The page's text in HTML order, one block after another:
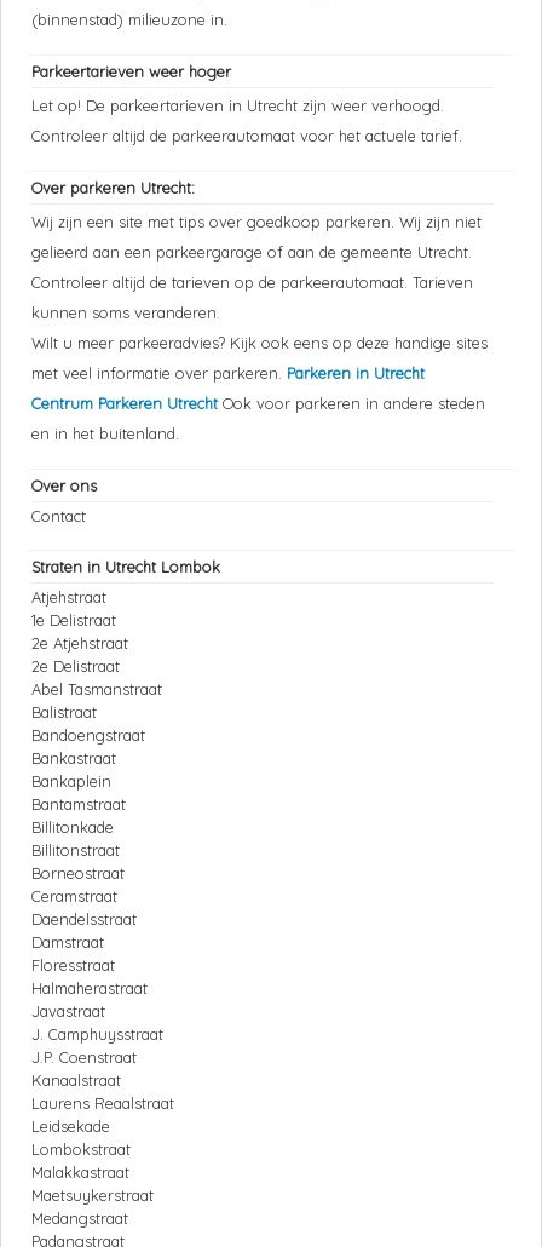
(binnenstad) milieuzone in.
Parkeertarieven weer hoger
Let op! De parkeertarieven in Utrecht zijn weer verhoogd.
Controleer altijd de parkeerautomaat voor het actuele tarief.
Over parkeren Utrecht:
Wij zijn een site met tips over goedkoop parkeren. Wij zijn niet
gelieerd aan een parkeergarage of aan de gemeente Utrecht.
Controleer altijd de tarieven op de parkeerautomaat. Tarieven
kunnen soms veranderen.
Wilt u meer parkeeradvies? Kijk ook eens op deze handige sites
met veel informatie over parkeren. Parkeren in Utrecht
Centrum Parkeren UtrechtOok voor parkeren in andere steden
en in het buitenland.
Over ons
Contact
Straten in Utrecht Lombok
Atjehstraat
1e Delistraat
2e Atjehstraat
2e Delistraat
Abel Tasmanstraat
Balistraat
Bandoengstraat
Bankastraat
Bankaplein
Bantamstraat
Billitonkade
Billitonstraat
Borneostraat
Ceramstraat
Daendelsstraat
Damstraat
Floresstraat
Halmaherastraat
Javastraat
J. Camphuysstraat
J.P. Coenstraat
Kanaalstraat
Laurens Reaalstraat
Leidsekade
Lombokstraat
Malakkastraat
Maetsuykerstraat
Medangstraat
Padangstraat